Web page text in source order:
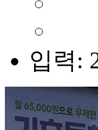
입력: